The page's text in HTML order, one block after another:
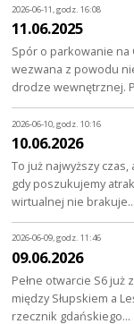
2026-06-11, godz. 16:08
11.06.2025
Spór o parkowanie na
wezwana z powodu
drodze wewnętrznej.
2026-06-10, godz. 10:16
10.06.2026
To już najwyższy
gdy poszukujemy
wirtualnej nie brakuje…
2026-06-09, godz. 11:46
09.06.2026
Pełne otwarcie S6
między Słupskiem a
rzecznik gdańskiego…